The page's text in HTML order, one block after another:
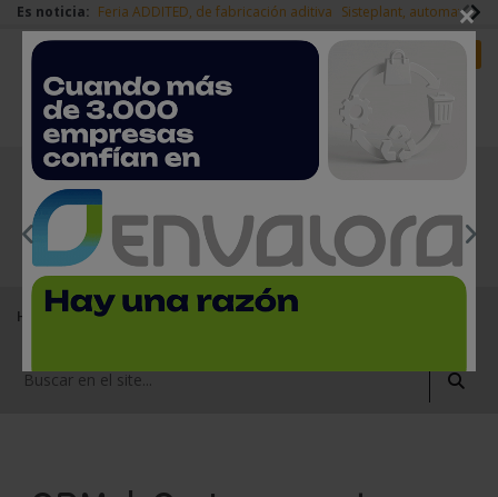
Es noticia: Feria ADDITED, de fabricación aditiva Sisteplant,
Redes Sociales Login empresas
EMPRESAS PREMIUM
Home
Empresas del sector del metal
×